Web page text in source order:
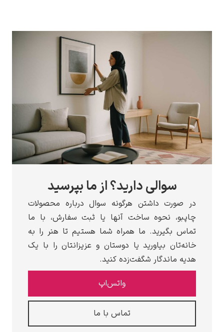
سوالی دارید؟ از ما بپرسید
در صورت داشتن هرگونه سوال درباره محصولات
چاپبو، نحوه ساخت آنها یا ثبت سفارش، با ما
تماس بگیرید. ما همراه شما هستیم تا هنر را به
خانه‌تان بیاورید یا دوستان و عزیزانتان را با یک
هدیه ماندگار شگفت‌زده کنید.
واتس‌اپ
تماس با ما